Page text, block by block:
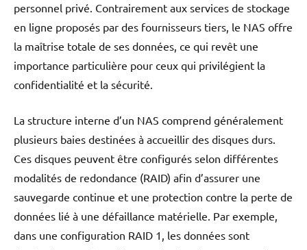
personnel privé. Contrairement aux services de stockage
en ligne proposés par des fournisseurs tiers, le NAS offre
la maîtrise totale de ses données, ce qui revêt une
importance particulière pour ceux qui privilégient la
confidentialité et la sécurité.
La structure interne d’un NAS comprend généralement
plusieurs baies destinées à accueillir des disques durs.
Ces disques peuvent être configurés selon différentes
modalités de redondance (RAID) afin d’assurer une
sauvegarde continue et une protection contre la perte de
données lié à une défaillance matérielle. Par exemple,
dans une configuration RAID 1, les données sont